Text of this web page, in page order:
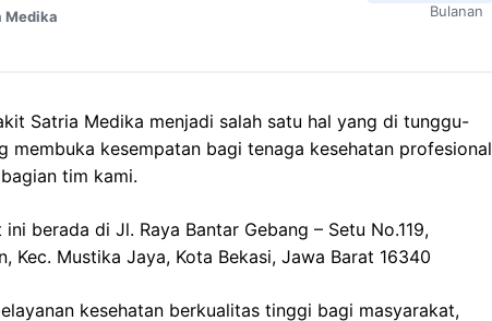
Medika Bulanan
Satria Medika menjadi salah satu hal yang di tunggu-
membuka kesempatan bagi tenaga kesehatan profesional
tim kami.
berada di Jl. Raya Bantar Gebang – Setu No.119,
Kec. Mustika Jaya, Kota Bekasi, Jawa Barat 16340
kesehatan berkualitas tinggi bagi masyarakat,